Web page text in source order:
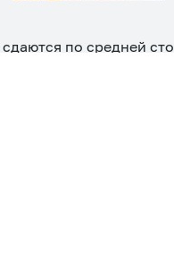
сдаются по средней